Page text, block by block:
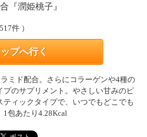
『潤姫桃子』
件 ）
プへ行く
ミド配合。さらにコラーゲンや4種の
プのサプリメント。やさしい甘みのピ
ィックタイプで、いつでもどこでも
1包あたり4.28Kcal